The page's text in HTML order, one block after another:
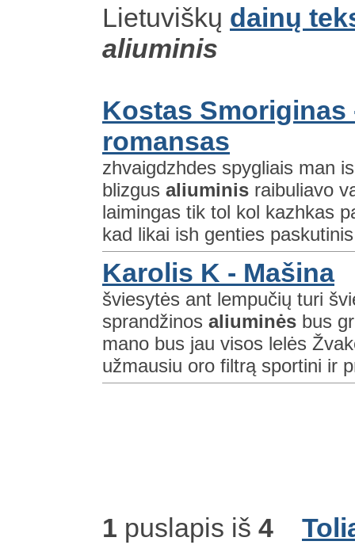
Lietuviškų dainų
aliuminis
Kostas
romansas
zhvaigdzhdes spygliais man
blizgus aliuminis raibuliavo
laimingas tik tol kol kazhkas
kad likai ish genties
Karolis K - Mašina
šviesytės ant lempučių turi
sprandžinos aliuminės bus
mano bus jau visos lelės
užmausiu oro filtrą sportini ir
1 puslapis iš 4